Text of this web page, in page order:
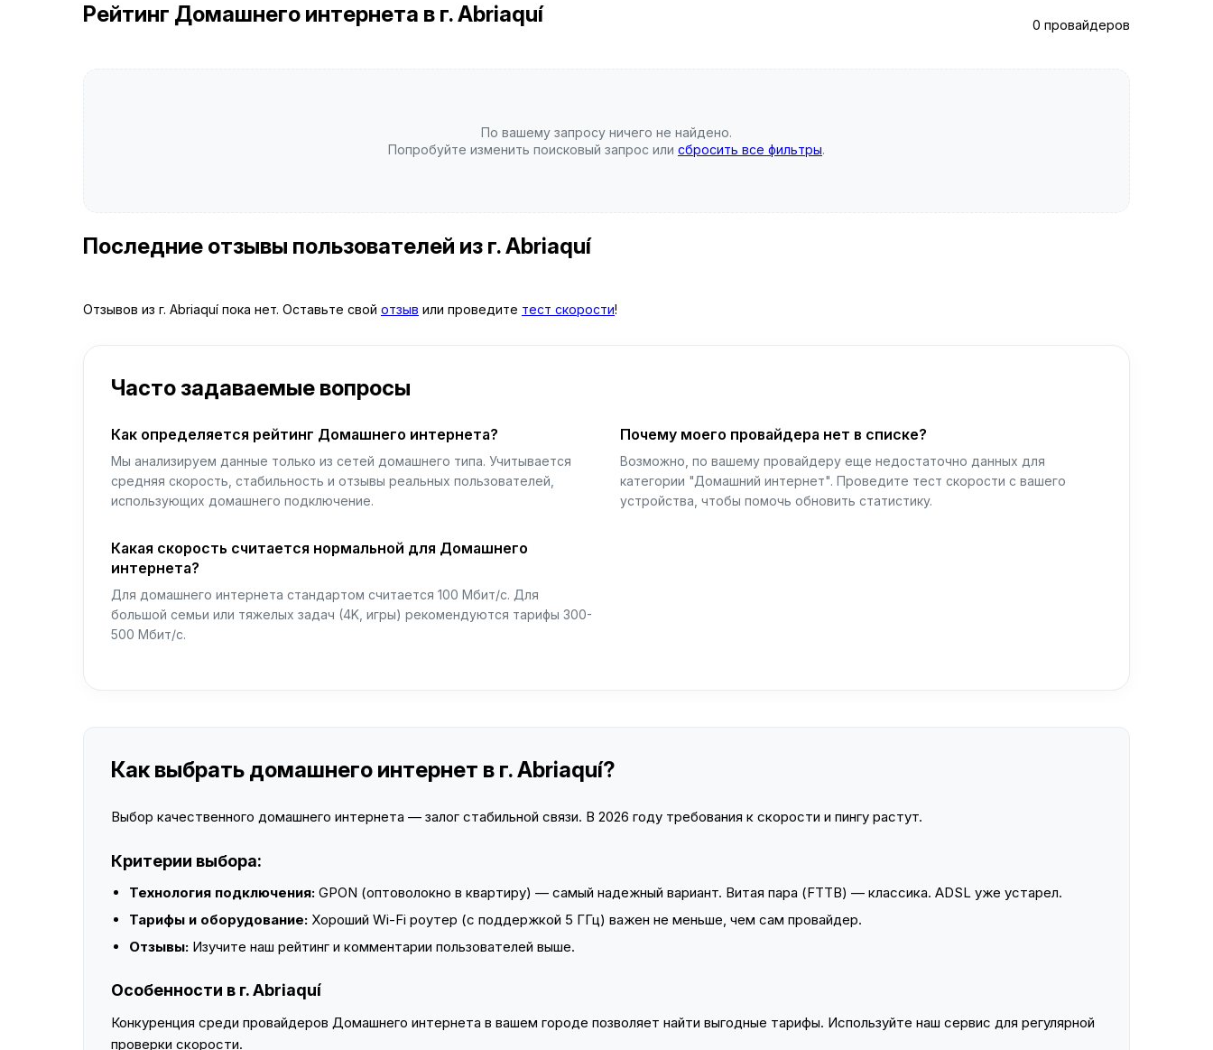
Рейтинг Домашнего интернета в г. Abriaquí 0 провайдеров
По вашему запросу ничего не найдено.
Попробуйте изменить поисковый запрос или сбросить все фильтры.
Последние отзывы пользователей из г. Abriaquí
Отзывов из г. Abriaquí пока нет. Оставьте свой отзыв или проведите тест скорости!
Часто задаваемые вопросы
Как определяется рейтинг Домашнего интернета?
Мы анализируем данные только из сетей домашнего типа. Учитывается
средняя скорость, стабильность и отзывы реальных пользователей,
использующих домашнего подключение.
Почему моего провайдера нет в списке?
Возможно, по вашему провайдеру еще недостаточно данных для
категории "Домашний интернет". Проведите тест скорости с вашего
устройства, чтобы помочь обновить статистику.
Какая скорость считается нормальной для Домашнего
интернета?
Для домашнего интернета стандартом считается 100 Мбит/с. Для
большой семьи или тяжелых задач (4K, игры) рекомендуются тарифы 300-
500 Мбит/с.
Как выбрать домашнего интернет в г. Abriaquí?
Выбор качественного домашнего интернета — залог стабильной связи. В 2026 году требования к скорости и пингу растут.
Критерии выбора:
Технология подключения: GPON (оптоволокно в квартиру) — самый надежный вариант. Витая пара (FTTB) — классика. ADSL уже устарел.
Тарифы и оборудование: Хороший Wi-Fi роутер (с поддержкой 5 ГГц) важен не меньше, чем сам провайдер.
Отзывы: Изучите наш рейтинг и комментарии пользователей выше.
Особенности в г. Abriaquí
Конкуренция среди провайдеров Домашнего интернета в вашем городе позволяет найти выгодные тарифы. Используйте наш сервис для регулярной
проверки скорости.